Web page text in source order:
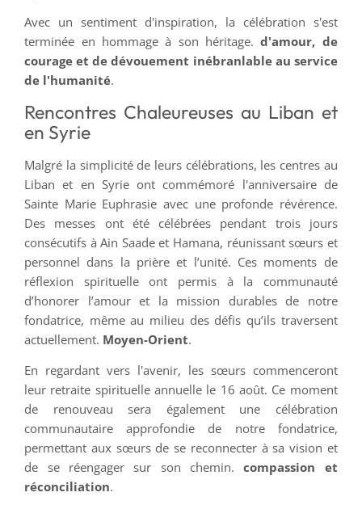
Avec un sentiment d'inspiration, la célébration s'est
terminée en hommage à son héritage.d'amour, de
courage et de dévouement inébranlable au service
de l'humanité.
Rencontres Chaleureuses au Liban et
en Syrie
Malgré la simplicité de leurs célébrations, les centres au
Liban et en Syrie ont commémoré l'anniversaire de
Sainte Marie Euphrasie avec une profonde révérence.
Des messes ont été célébrées pendant trois jours
consécutifs à Ain Saade et Hamana, réunissant sœurs et
personnel dans la prière et l’unité. Ces moments de
réflexion spirituelle ont permis à la communauté
d’honorer l’amour et la mission durables de notre
fondatrice, même au milieu des défis qu’ils traversent
actuellement. Moyen-Orient.
En regardant vers l'avenir, les sœurs commenceront
leur retraite spirituelle annuelle le 16 août. Ce moment
de renouveau sera également une célébration
communautaire approfondie de notre fondatrice,
permettant aux sœurs de se reconnecter à sa vision et
de se réengager sur son chemin.compassion et
réconciliation.